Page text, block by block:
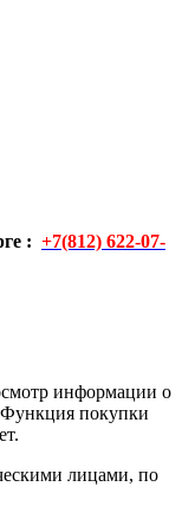
: +7(812) 622-07-
информации о
Функция покупки
лицами, по